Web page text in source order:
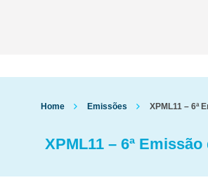
Home Emissões XPML11 – 6ª
XPML11 – 6ª Emissão